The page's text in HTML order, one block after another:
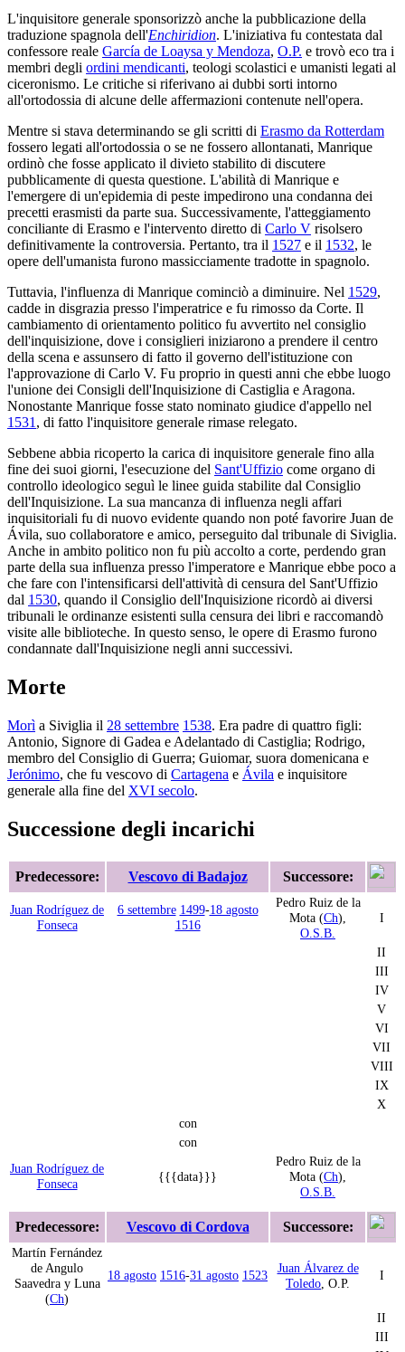
L'inquisitore generale sponsorizzò anche la pubblicazione della
traduzione spagnola dell'Enchiridion. L'iniziativa fu contestata dal
confessore reale García de Loaysa y Mendoza, O.P. e trovò eco tra i
membri degli ordini mendicanti, teologi scolastici e umanisti legati al
ciceronismo. Le critiche si riferivano ai dubbi sorti intorno
all'ortodossia di alcune delle affermazioni contenute nell'opera.
Mentre si stava determinando se gli scritti di Erasmo da Rotterdam
fossero legati all'ortodossia o se ne fossero allontanati, Manrique
ordinò che fosse applicato il divieto stabilito di discutere
pubblicamente di questa questione. L'abilità di Manrique e
l'emergere di un'epidemia di peste impedirono una condanna dei
precetti erasmisti da parte sua. Successivamente, l'atteggiamento
conciliante di Erasmo e l'intervento diretto di Carlo V risolsero
definitivamente la controversia. Pertanto, tra il 1527 e il 1532, le
opere dell'umanista furono massicciamente tradotte in spagnolo.
Tuttavia, l'influenza di Manrique cominciò a diminuire. Nel 1529,
cadde in disgrazia presso l'imperatrice e fu rimosso da Corte. Il
cambiamento di orientamento politico fu avvertito nel consiglio
dell'inquisizione, dove i consiglieri iniziarono a prendere il centro
della scena e assunsero di fatto il governo dell'istituzione con
l'approvazione di Carlo V. Fu proprio in questi anni che ebbe luogo
l'unione dei Consigli dell'Inquisizione di Castiglia e Aragona.
Nonostante Manrique fosse stato nominato giudice d'appello nel
1531 , di fatto l'inquisitore generale rimase relegato.
Sebbene abbia ricoperto la carica di inquisitore generale fino alla
fine dei suoi giorni, l'esecuzione del Sant'Uffizio come organo di
controllo ideologico seguì le linee guida stabilite dal Consiglio
dell'Inquisizione. La sua mancanza di influenza negli affari
inquisitoriali fu di nuovo evidente quando non poté favorire Juan de
Ávila, suo collaboratore e amico, perseguito dal tribunale di Siviglia.
Anche in ambito politico non fu più accolto a corte, perdendo gran
parte della sua influenza presso l'imperatore e Manrique ebbe poco a
che fare con l'intensificarsi dell'attività di censura del Sant'Uffizio
dal 1530, quando il Consiglio dell'Inquisizione ricordò ai diversi
tribunali le ordinanze esistenti sulla censura dei libri e raccomandò
visite alle biblioteche. In questo senso, le opere di Erasmo furono
condannate dall'Inquisizione negli anni successivi.
Morte
Morì a Siviglia il 28 settembre 1538. Era padre di quattro figli:
Antonio, Signore di Gadea e Adelantado di Castiglia; Rodrigo,
membro del Consiglio di Guerra; Guiomar, suora domenicana e
Jerónimo, che fu vescovo di Cartagena e Ávila e inquisitore
generale alla fine del XVI secolo.
Successione degli incarichi
Predecessore: Vescovo di Badajoz Successore:
Juan Rodríguez de
Fonseca
6 settembre 1499-18 agosto
1516
Pedro Ruiz de la
Mota (Ch),
O.S.B.
I
II
III
IV
V
VI
VII
VIII
IX
X
con
con
Juan Rodríguez de
Fonseca
{{{data}}}
Pedro Ruiz de la
Mota (Ch),
O.S.B.
Predecessore: Vescovo di Cordova Successore:
Martín Fernández
de Angulo
Saavedra y Luna
(Ch)
18 agosto 1516-31 agosto 1523
Juan Álvarez de
Toledo , O.P.
I
II
III